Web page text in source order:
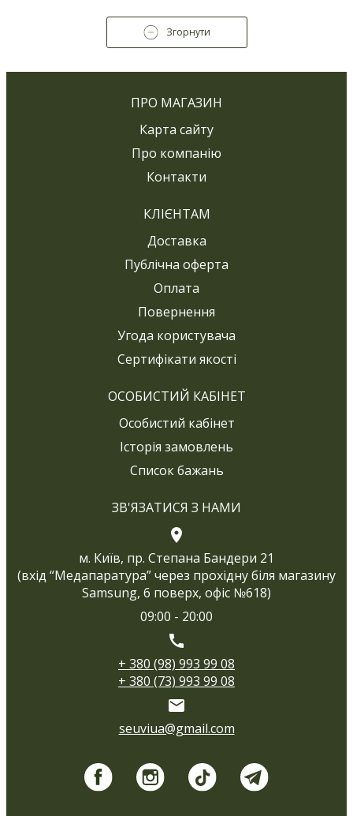
Згорнути
ПРО МАГАЗИН
Карта сайту
Про компанію
Контакти
КЛІЄНТАМ
Доставка
Публічна оферта
Оплата
Повернення
Угода користувача
Сертифікати якості
ОСОБИСТИЙ КАБІНЕТ
Особистий кабінет
Історія замовлень
Список бажань
ЗВ'ЯЗАТИСЯ З НАМИ
м. Київ, пр. Степана Бандери 21
(вхід “Медапаратура” через прохідну біля магазину
Samsung, 6 поверх, офіс №618)
09:00 - 20:00
+ 380 (98) 993 99 08
+ 380 (73) 993 99 08
seuviua@gmail.com